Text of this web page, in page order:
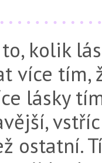
kolik
více
lásky
ostatní.